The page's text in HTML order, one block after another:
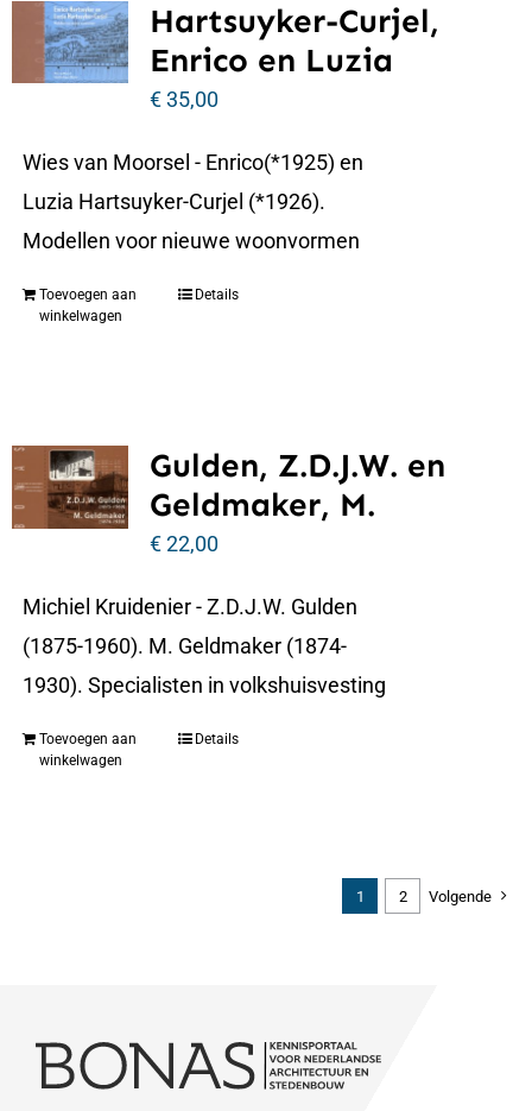
Hartsuyker-Curjel,
Enrico en Luzia
€35,00
Wies van Moorsel - Enrico(*1925) en
Luzia Hartsuyker-Curjel (*1926).
Modellen voor nieuwe woonvormen
Toevoegen aan
winkelwagen
Details
Gulden, Z.D.J.W. en
Geldmaker, M.
€22,00
Michiel Kruidenier - Z.D.J.W. Gulden
(1875-1960). M. Geldmaker (1874-
1930). Specialisten in volkshuisvesting
Toevoegen aan
winkelwagen
Details
1 2 Volgende